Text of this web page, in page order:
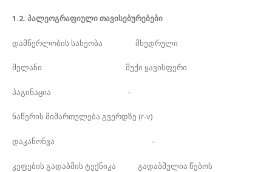
1.2. პალეოგრაფიული თავისებურებები
დამწერლობის სახეობა მხედრული
მელანი მუქი ყავისფერი
პაგინაცია –
ნაწერის მიმართულება გვერდზე (r-v)
დაკანონვა –
კეფების გადაბმის ტექნიკა გადაბმულია წებოს